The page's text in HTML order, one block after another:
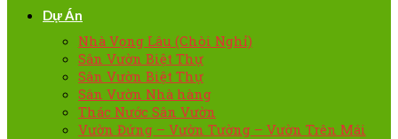
Dự Án
Nhà Vọng Lâu (Chòi Nghỉ)
Sân Vườn Biệt Thự
Sân Vườn Biệt Thự
Sân Vườn Nhà hàng
Thác Nước Sân Vườn
Vườn Đứng – Vườn Tường – Vườn Trên Mái